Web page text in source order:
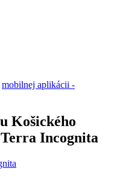
mobilnej aplikácii -
Košického
Incognita